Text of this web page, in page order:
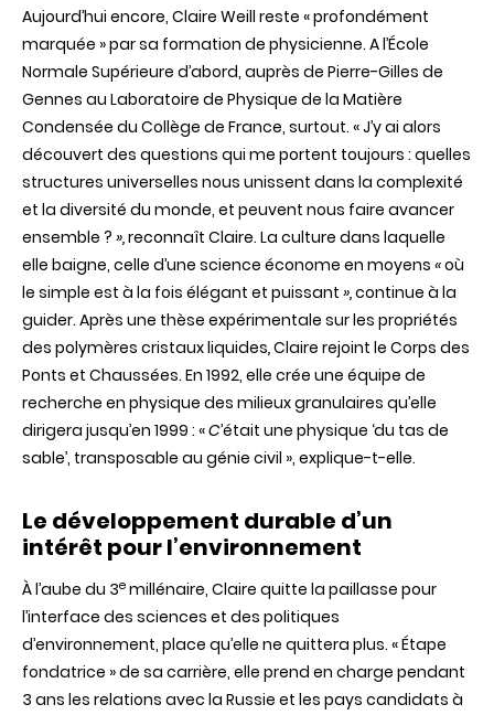
Aujourd’hui encore, Claire Weill reste « profondément
marquée » par sa formation de physicienne. Al’École
Normale Supérieure d’abord, auprès de Pierre-Gilles de
Gennes au Laboratoire de Physique de la Matière
Condensée du Collège de France, surtout. « J’y ai alors
découvert des questions qui me portent toujours : quelles
structures universelles nous unissent dans la complexité
et la diversité du monde, et peuvent nous faire avancer
ensemble ? »,reconnaît Claire. La culture dans laquelle
elle baigne, celle d’une science économe en moyens «où
le simple est à la fois élégant et puissant »,continue à la
guider. Après une thèse expérimentale sur les propriétés
des polymères cristaux liquides,Claire rejoint le Corps des
Ponts et Chaussées. En 1992, elle crée une équipe de
recherche en physique des milieux granulaires qu’elle
dirigera jusqu’en 1999 : «C’était une physique ‘du tas de
sable’, transposable au génie civil », explique-t-elle.
Le développement durable d’un
intérêt pour l’environnement
À l’aube du 3e millénaire, Claire quitte la paillasse pour
l’interface des sciences et des politiques
d’environnement, place qu’elle ne quittera plus. «Étape
fondatrice » de sa carrière, elle prend en charge pendant
3 ans les relations avec la Russie et les pays candidats à